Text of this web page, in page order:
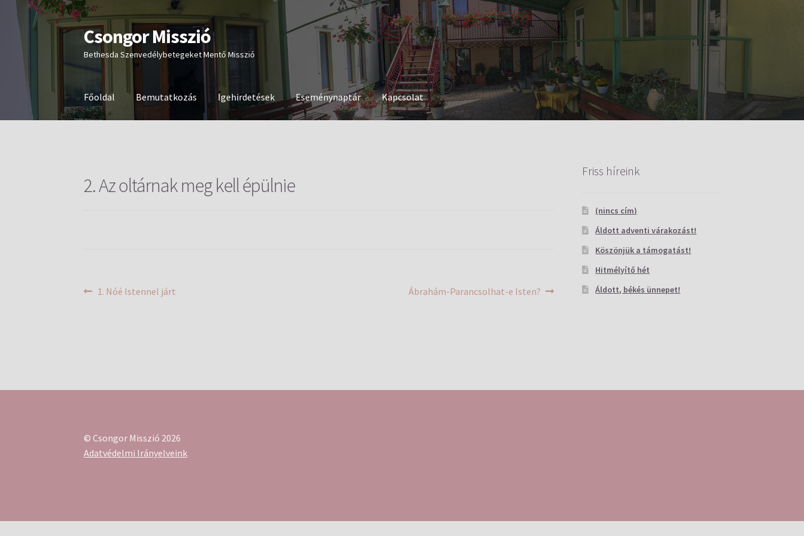
Ugrás
a
navigációhoz
Kilépés
a
tartalomba
Csongor Misszió
Bethesda Szenvedélybetegeket Mentő Misszió
Főoldal Bemutatkozás Igehirdetések Eseménynaptár Kapcsolat
2. Az oltárnak meg kell épülnie
Bejegyzés
Previous
1. Nóé Istennel járt
Next
Ábrahám-Parancsolhat-e Isten?
Friss híreink
(nincs cím)
Áldott adventi várakozást!
Köszönjük a támogatást!
Hitmélyítő hét
Áldott, békés ünnepet!
© Csongor Misszió 2026
Adatvédelmi Irányelveink